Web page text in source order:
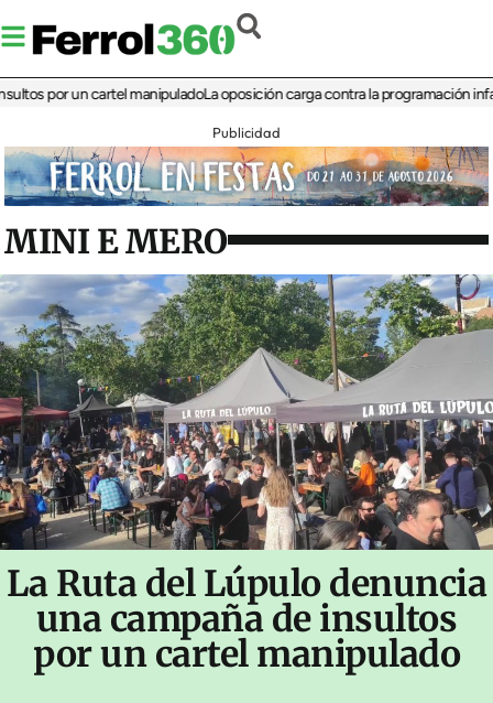
por un cartel manipuladoLa oposición carga contra la programación infantil
Publicidad
MINI E MERO
La Ruta del Lúpulo denuncia
una campaña de insultos
por un cartel manipulado